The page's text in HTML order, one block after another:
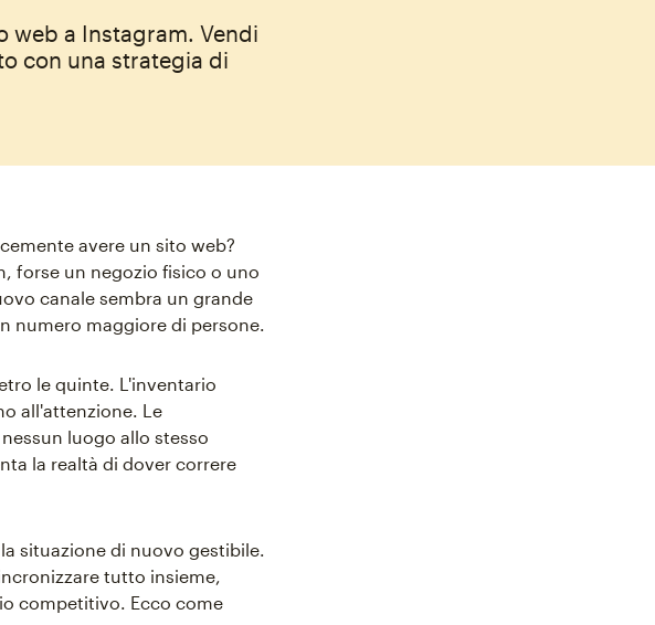
web a Instagram. Vendi
con una strategia di
avere un sito web?
forse un negozio fisico o uno
canale sembra un grande
numero maggiore di persone.
le quinte. L'inventario
all'attenzione. Le
luogo allo stesso
la realtà di dover correre
situazione di nuovo gestibile.
tutto insieme,
competitivo. Ecco come